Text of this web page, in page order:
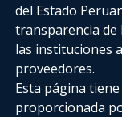
del Estado
transparencia
las instituciones
proveedores.
Esta página
proporcionada